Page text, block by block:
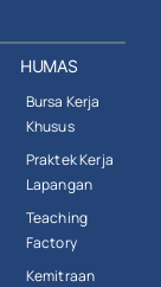
HUMAS
Bursa Kerja
Khusus
Praktek Kerja
Lapangan
Teaching
Factory
Kemitraan